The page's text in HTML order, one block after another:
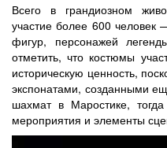
Всего в грандиозном
участие более 600 человек
фигур, персонажей
отметить, что костюмы
историческую ценность,
экспонатами, созданными
шахмат в Маростике,
мероприятия и элементы